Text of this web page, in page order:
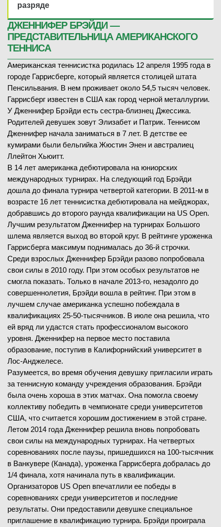
разряде
ДЖЕННИФЕР БРЭЙДИ —
ПРЕДСТАВИТЕЛЬНИЦА АМЕРИКАНСКОГО
ТЕННИСА
Американская теннисистка родилась 12 апреля 1995 года в
городе Гаррисберге, который является столицей штата
Пенсильвания. В нем проживает около 54,5 тысяч человек.
Гаррисберг известен в США как город черной металлургии.
У Дженнифер Брэйди есть сестра-близнец Джессика.
Родителей девушек зовут Элизабет и Патрик. Теннисом
Дженнифер начала заниматься в 7 лет. В детстве ее
кумирами были бельгийка Жюстин Энен и австралиец
Ллейтон Хьюитт.
В 14 лет американка дебютировала на юниорских
международных турнирах. На следующий год Брэйди
дошла до финала турнира четвертой категории. В 2011-м в
возрасте 16 лет теннисистка дебютировала на мейджорах,
добравшись до второго раунда квалификации на US Open.
Лучшим результатом Дженнифер на турнирах Большого
шлема является выход во второй круг. В рейтинге уроженка
Гаррисберга максимум поднималась до 36-й строчки.
Среди взрослых Дженнифер Брэйди разово попробовала
свои силы в 2010 году. При этом особых результатов не
смогла показать. Только в начале 2013-го, незадолго до
совершеннолетия, Брэйди вошла в рейтинг. При этом в
лучшем случае американка успешно побеждала в
квалификациях 25-50-тысячников. В июле она решила, что
ей вряд ли удастся стать профессионалом высокого
уровня. Дженнифер на первое место поставила
образование, поступив в Калифорнийский университет в
Лос-Анджелесе.
Разумеется, во время обучения девушку пригласили играть
за теннисную команду учреждения образования. Брэйди
была очень хороша в этих матчах. Она помогла своему
коллективу победить в чемпионате среди университетов
США, что считается хорошим достижением в этой стране.
Летом 2014 года Дженнифер решила вновь попробовать
свои силы на международных турнирах. На четвертых
соревнованиях после паузы, пришедшихся на 100-тысячник
в Ванкувере (Канада), уроженка Гаррисберга добралась до
1/4 финала, хотя начинала путь в квалификации.
Организаторов US Open впечатлили ее победы в
соревнованиях среди университетов и последние
результаты. Они предоставили девушке специальное
приглашение в квалификацию турнира. Брэйди проиграла